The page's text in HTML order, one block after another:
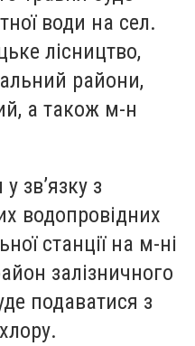
води на сел.
лісництво,
райони,
а також м-н
зв’язку з
водопровідних
станції на м-ні
залізничного
подаватися з